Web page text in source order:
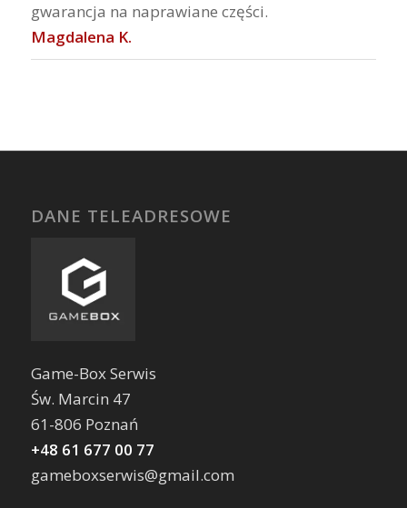
gwarancja na naprawiane części.
Magdalena K.
DANE TELEADRESOWE
Game-Box Serwis
Św. Marcin 47
61-806 Poznań
+48 61 677 00 77
gameboxserwis@gmail.com